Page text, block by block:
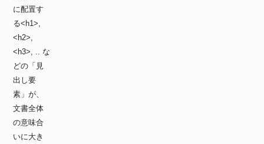
に配置す
る<h1>,
<h2>,
<h3>, .. な
どの「見
出し要
素」が、
文書全体
の意味合
いに大き